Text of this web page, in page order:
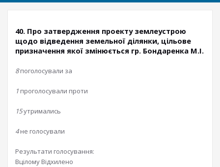
40. Про затвердження проекту землеустрою
щодо відведення земельної ділянки, цільове
призначення якої змінюється гр. Бондаренка М.І.
8поголосували за
1 проголосували проти
15утримались
4не голосували
Результати голосування:
Вцілому Відхилено